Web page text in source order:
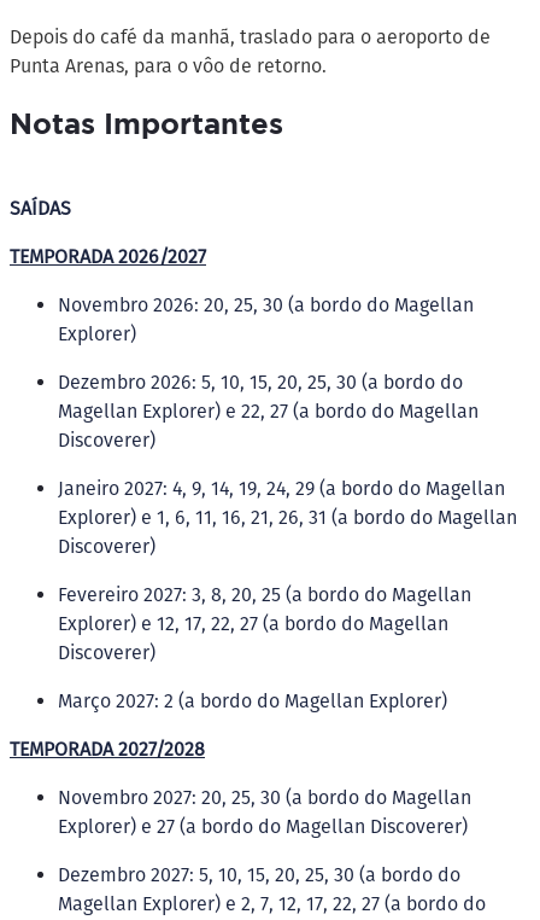
Depois do café da manhã, traslado para o aeroporto de
Punta Arenas, para o vôo de retorno.
Notas Importantes
SAÍDAS
TEMPORADA 2026/2027
Novembro 2026: 20, 25, 30 (a bordo do Magellan
Explorer)
Dezembro 2026: 5, 10, 15, 20, 25, 30 (a bordo do
Magellan Explorer) e 22, 27 (a bordo do Magellan
Discoverer)
Janeiro 2027: 4, 9, 14, 19, 24, 29 (a bordo do Magellan
Explorer) e 1, 6, 11, 16, 21, 26, 31 (a bordo do Magellan
Discoverer)
Fevereiro 2027: 3, 8, 20, 25 (a bordo do Magellan
Explorer) e 12, 17, 22, 27 (a bordo do Magellan
Discoverer)
Março 2027: 2 (a bordo do Magellan Explorer)
TEMPORADA 2027/2028
Novembro 2027: 20, 25, 30 (a bordo do Magellan
Explorer) e 27 (a bordo do Magellan Discoverer)
Dezembro 2027: 5, 10, 15, 20, 25, 30 (a bordo do
Magellan Explorer) e 2, 7, 12, 17, 22, 27 (a bordo do